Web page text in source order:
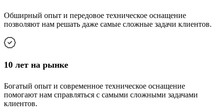
Обширный опыт и передовое техническое оснащение
позволяют нам решать даже самые сложные задачи клиентов.
10 лет на рынке
Богатый опыт и современное техническое оснащение
помогают нам справляться с самыми сложными задачами
клиентов.